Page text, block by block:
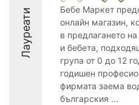
Лауреати
Бебе Маркет
онлайн магазин,
в предлагането
и бебета,
група от 0 до 12
годишен
фирмата заема
българския ...